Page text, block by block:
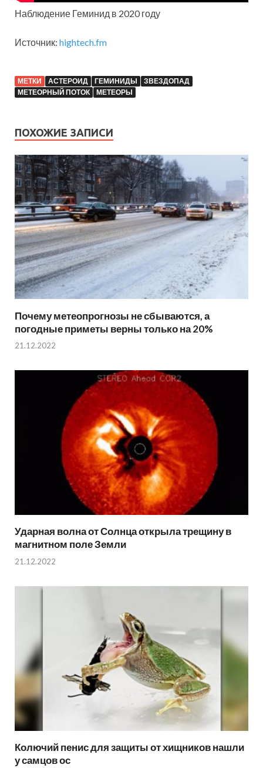
Наблюдение Геминид в 2020 году
Источник: hightech.fm
МЕТКИ АСТЕРОИД ГЕМИНИДЫ
ЗВЕЗДОПАД
МЕТЕОРНЫЙ ПОТОК
МЕТЕОРЫ
ПОХОЖИЕ ЗАПИСИ
Почему метеопрогнозы не сбываются, а
погодные приметы верны только на 20%
21.12.2022
Ударная волна от Солнца открыла трещину в
магнитном поле Земли
21.12.2022
Колючий пенис для защиты от хищников нашли
у самцов ос